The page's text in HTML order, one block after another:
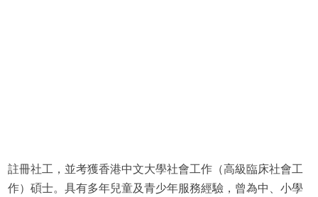
註冊社工，並考獲香港中文大學社會工作（高級臨床社會工
作）碩士。具有多年兒童及青少年服務經驗，曾為中、小學